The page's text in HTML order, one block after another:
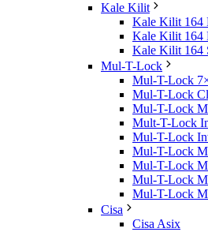
Kale Kilit
Kale Kilit 164
Kale Kilit 164
Kale Kilit 164
Mul-T-Lock
Mul-T-Lock
Mul-T-Lock
Mul-T-Lock
Mult-T-Lock
Mul-T-Lock
Mul-T-Lock
Mul-T-Lock
Mul-T-Lock
Mul-T-Lock
Cisa
Cisa Asix